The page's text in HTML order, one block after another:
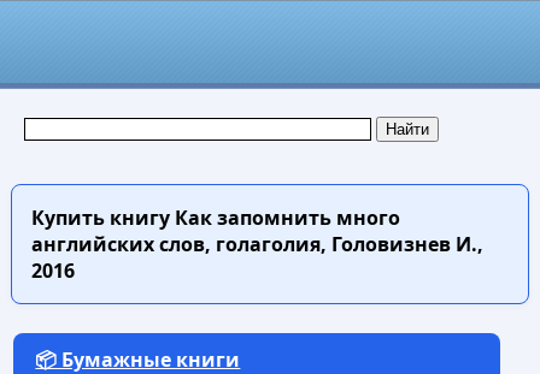
Купить книгуКак запомнить много
английских слов, голаголия, Головизнев И.,
2016
📦 Бумажные книги